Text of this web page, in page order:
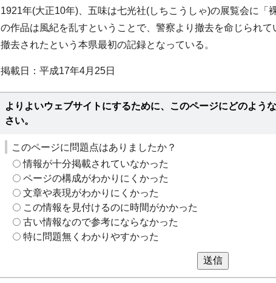
1921年(大正10年)、五味は七光社(しちこうしゃ)の展覧会に「
の作品は風紀を乱すということで、警察より撤去を命じられ
撤去されたという本県最初の記録となっている。
掲載日：平成17年4月25日
よりよいウェブサイトにするために、このページにどのよう
さい。
このページに問題点はありましたか？
情報が十分掲載されていなかった
ページの構成がわかりにくかった
文章や表現がわかりにくかった
この情報を見付けるのに時間がかかった
古い情報なので参考にならなかった
特に問題無くわかりやすかった
送信